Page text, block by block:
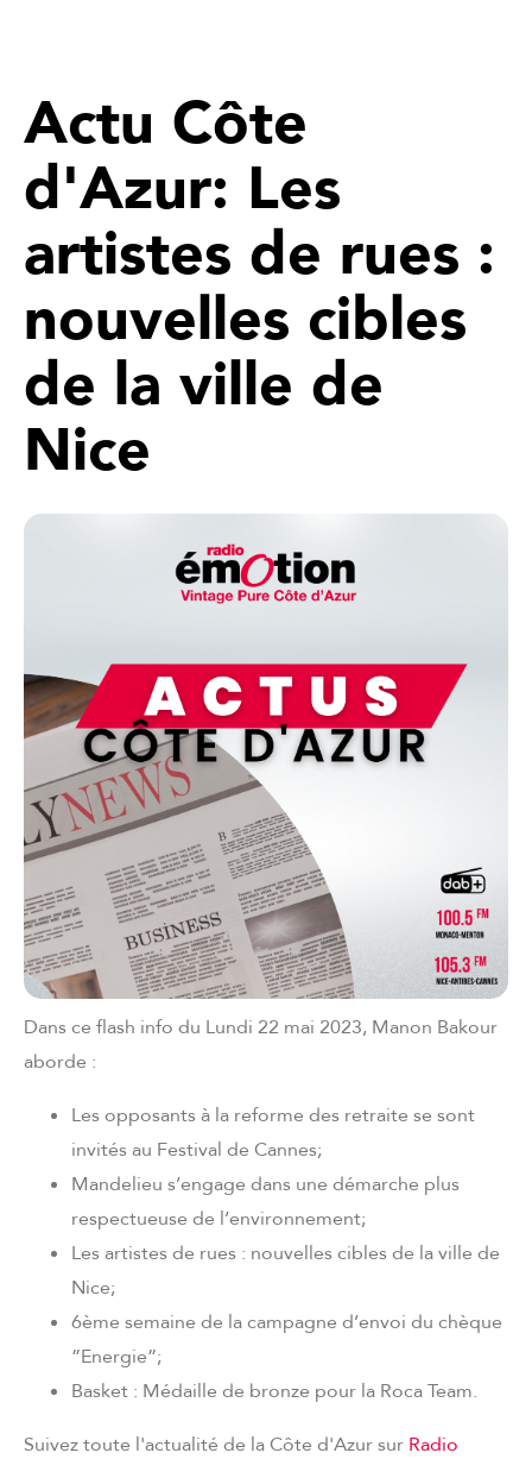
Actu Côte
d'Azur: Les
artistes de rues :
nouvelles cibles
de la ville de
Nice
Dans ce flash info du Lundi 22 mai 2023, Manon Bakour
aborde :
Les opposants à la reforme des retraite se sont
invités au Festival de Cannes;
Mandelieu s’engage dans une démarche plus
respectueuse de l’environnement;
Les artistes de rues : nouvelles cibles de la ville de
Nice;
6ème semaine de la campagne d’envoi du chèque
”Energie”;
Basket : Médaille de bronze pour la Roca Team.
Suivez toute l'actualité de la Côte d'Azur sur Radio